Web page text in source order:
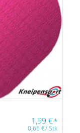
1,99€*
0,66€/Stk